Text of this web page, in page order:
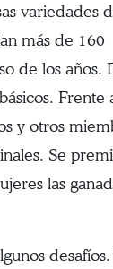
variedades
más de 160
de los años.
Frente
y otros
Se
las